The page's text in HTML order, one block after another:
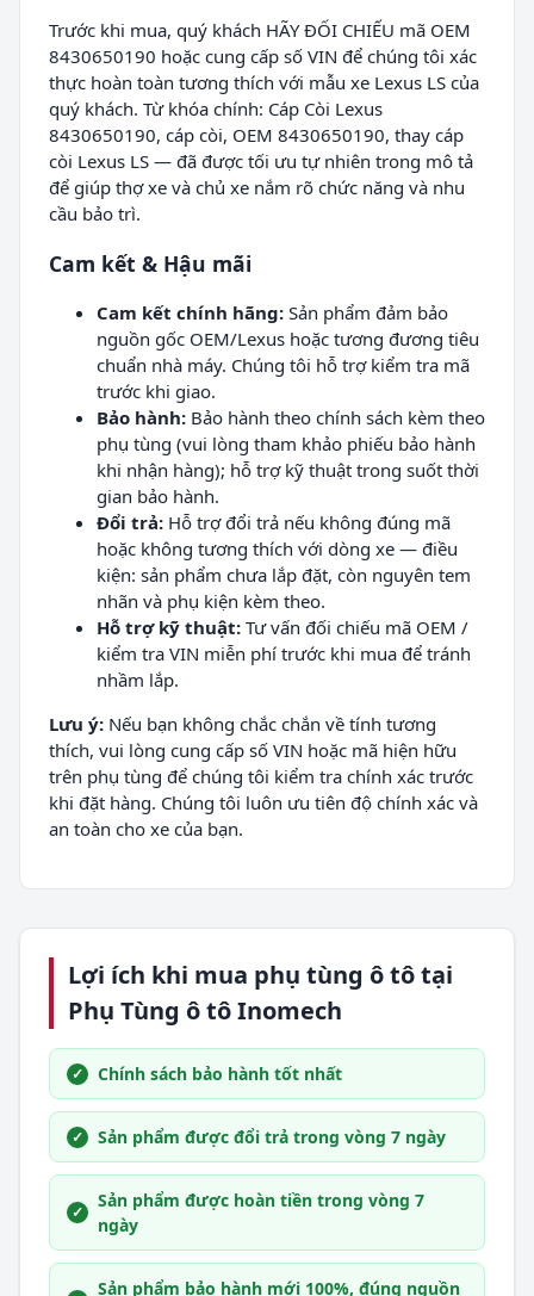
Trước khi mua, quý khách HÃY ĐỐI CHIẾU mã OEM
8430650190 hoặc cung cấp số VIN để chúng tôi xác
thực hoàn toàn tương thích với mẫu xe Lexus LS của
quý khách. Từ khóa chính: Cáp Còi Lexus
8430650190, cáp còi, OEM 8430650190, thay cáp
còi Lexus LS — đã được tối ưu tự nhiên trong mô tả
để giúp thợ xe và chủ xe nắm rõ chức năng và nhu
cầu bảo trì.
Cam kết & Hậu mãi
Cam kết chính hãng: Sản phẩm đảm bảo
nguồn gốc OEM/Lexus hoặc tương đương tiêu
chuẩn nhà máy. Chúng tôi hỗ trợ kiểm tra mã
trước khi giao.
Bảo hành: Bảo hành theo chính sách kèm theo
phụ tùng (vui lòng tham khảo phiếu bảo hành
khi nhận hàng); hỗ trợ kỹ thuật trong suốt thời
gian bảo hành.
Đổi trả: Hỗ trợ đổi trả nếu không đúng mã
hoặc không tương thích với dòng xe — điều
kiện: sản phẩm chưa lắp đặt, còn nguyên tem
nhãn và phụ kiện kèm theo.
Hỗ trợ kỹ thuật: Tư vấn đối chiếu mã OEM /
kiểm tra VIN miễn phí trước khi mua để tránh
nhầm lắp.
Lưu ý: Nếu bạn không chắc chắn về tính tương
thích, vui lòng cung cấp số VIN hoặc mã hiện hữu
trên phụ tùng để chúng tôi kiểm tra chính xác trước
khi đặt hàng. Chúng tôi luôn ưu tiên độ chính xác và
an toàn cho xe của bạn.
Lợi ích khi mua phụ tùng ô tô tại
Phụ Tùng ô tô Inomech
Chính sách bảo hành tốt nhất
Sản phẩm được đổi trả trong vòng 7 ngày
Sản phẩm được hoàn tiền trong vòng 7
ngày
Sản phẩm bảo hành mới 100%, đúng nguồn